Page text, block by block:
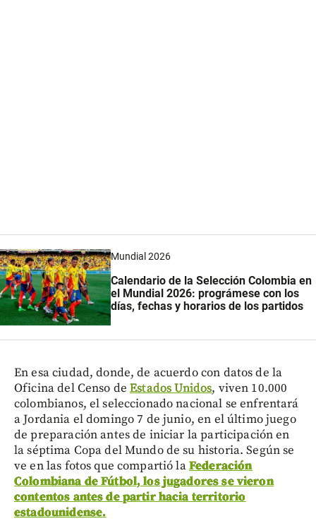
Mundial 2026
Calendario de la Selección Colombia en
el Mundial 2026: prográmese con los
días, fechas y horarios de los partidos
En esa ciudad, donde, de acuerdo con datos de la
Oficina del Censo deEstados Unidos, viven 10.000
colombianos, el seleccionado nacional se enfrentará
a Jordania el domingo 7 de junio, en el último juego
de preparación antes de iniciar la participación en
la séptima Copa del Mundo de su historia. Según se
ve en las fotos que compartió laFederación
Colombiana de Fútbol, los jugadores se vieron
contentos antes de partir hacia territorio
estadounidense.